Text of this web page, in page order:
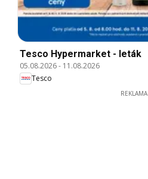
Tesco Hypermarket - leták
05.08.2026- 11.08.2026
Tesco
REKLAMA